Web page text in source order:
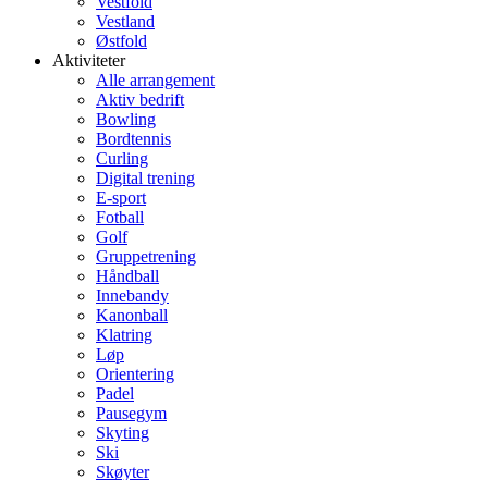
Vestland
Østfold
Aktiviteter
Alle arrangement
Aktiv bedrift
Bowling
Bordtennis
Curling
Digital trening
E-sport
Fotball
Golf
Gruppetrening
Håndball
Innebandy
Kanonball
Klatring
Løp
Orientering
Padel
Pausegym
Skyting
Ski
Skøyter